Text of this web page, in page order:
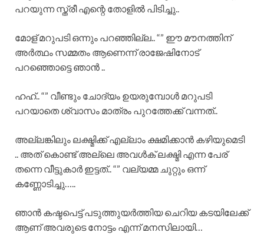
പറയുന്ന സ്ത്രീ എന്റെ തോളിൽ പിടിച്ചു..
മോള് മറുപടി ഒന്നും പറഞ്ഞില്ല.. “” ഈ മൗനത്തിന്
അർത്ഥം സമ്മതം ആണെന്ന് രാജേഷിനോട്
പറഞ്ഞൊട്ടെ ഞാൻ ..
ഹഹ്.. “” വീണ്ടും ചോദ്യം ഉയരുമ്പോൾ മറുപടി
പറയാതെ ശ്വാസം മാത്രം പുറത്തേക്ക് വന്നത്..
അല്ലങ്കിലും ലക്ഷ്മിക്ക്‌ എല്ലാം ക്ഷമിക്കാൻ കഴിയുമെടി
.. അത് കൊണ്ട് അല്ലെ അവൾക് ലക്ഷ്മി എന്ന പേര്
തന്നെ വീട്ടുകാർ ഇട്ടത്.. “” വല്യമ്മ ചുറ്റും ഒന്ന്
കണ്ണോടിച്ചു…..
ഞാൻ കഷ്ടപെട്ട് പടുത്തുയർത്തിയ ചെറിയ കടയിലേക്ക്
ആണ് അവരുടെ നോട്ടം എന്ന് മനസിലായി…